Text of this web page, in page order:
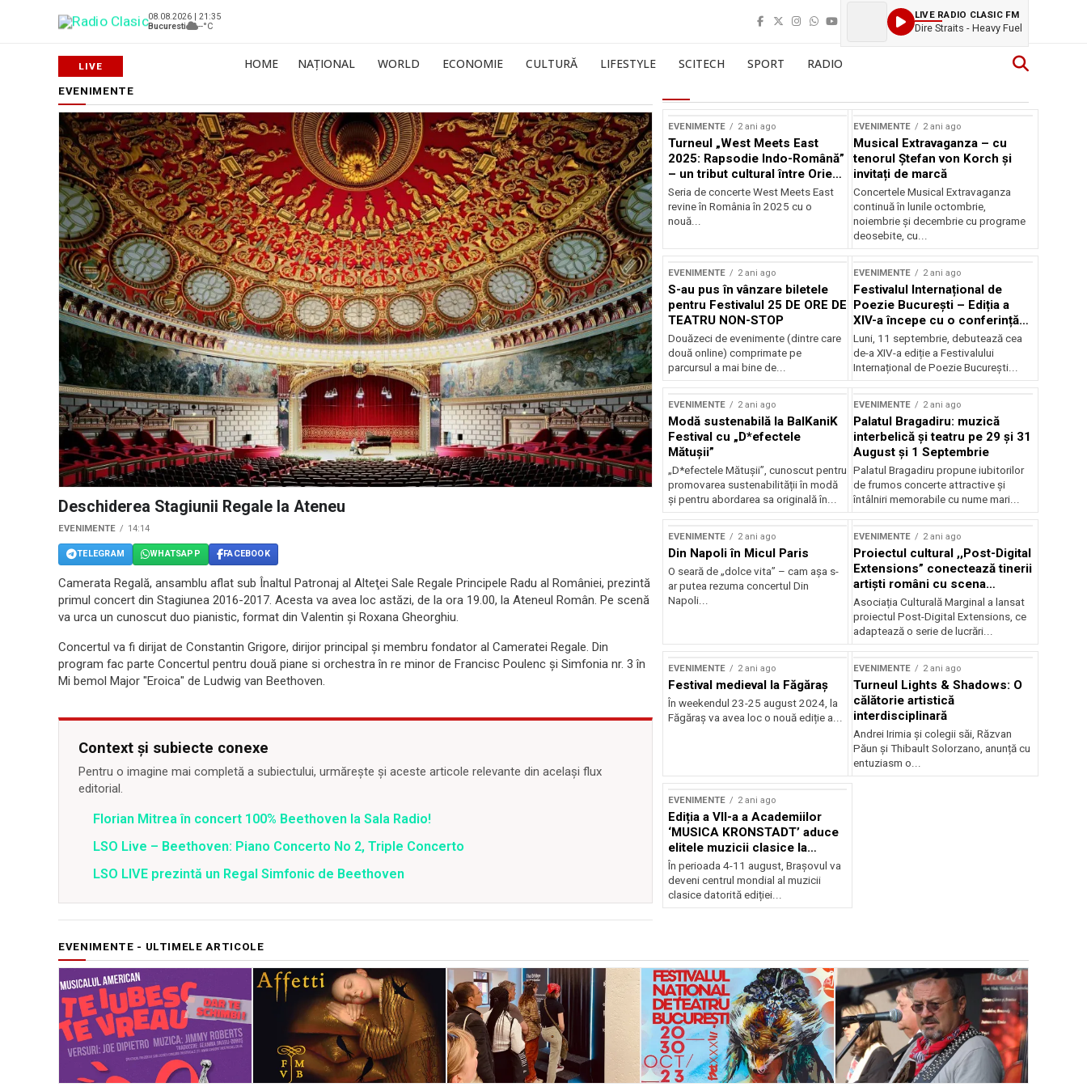
08.08.2026 | 21:35
Bucuresti
--°C
LIVE RADIO CLASIC FM
Dire Straits - Heavy Fuel
HOME NAȚIONAL WORLD ECONOMIE CULTURĂ LIFESTYLE SCITECH SPORT RADIO
EVENIMENTE
Deschiderea Stagiunii Regale la Ateneu
EVENIMENTE 14:14
TELEGRAM WHATSAPP FACEBOOK
Camerata Regală, ansamblu aflat sub Înaltul Patronaj al Alteţei Sale Regale Principele Radu al României, prezintă
primul concert din Stagiunea 2016-2017. Acesta va avea loc astăzi, de la ora 19.00, la Ateneul Român. Pe scenă
va urca un cunoscut duo pianistic, format din Valentin și Roxana Gheorghiu.
Concertul va fi dirijat de Constantin Grigore, dirijor principal și membru fondator al Cameratei Regale. Din
program fac parte Concertul pentru două piane si orchestra în re minor de Francisc Poulenc și Simfonia nr. 3 în
Mi bemol Major "Eroica" de Ludwig van Beethoven.
Context și subiecte conexe
Pentru o imagine mai completă a subiectului, urmărește și aceste articole relevante din același flux
editorial.
Florian Mitrea în concert 100% Beethoven la Sala Radio!
LSO Live – Beethoven: Piano Concerto No 2, Triple Concerto
LSO LIVE prezintă un Regal Simfonic de Beethoven
EVENIMENTE 2 ani ago
Turneul „West Meets East
2025: Rapsodie Indo-Română”
– un tribut cultural între Orient
și Occident
Seria de concerte West Meets East
revine în România în 2025 cu o
nouă...
EVENIMENTE 2 ani ago
Musical Extravaganza – cu
tenorul Ștefan von Korch și
invitați de marcă
Concertele Musical Extravaganza
continuă în lunile octombrie,
noiembrie şi decembrie cu programe
deosebite, cu...
EVENIMENTE 2 ani ago
S-au pus în vânzare biletele
pentru Festivalul 25 DE ORE DE
TEATRU NON-STOP
Douăzeci de evenimente (dintre care
două online) comprimate pe
parcursul a mai bine de...
EVENIMENTE 2 ani ago
Festivalul Internațional de
Poezie București – Ediția a
XIV-a începe cu o conferință
despre limba română
susținută de Marco Lucchesi
Luni, 11 septembrie, debutează cea
de-a XIV-a ediție a Festivalului
Internațional de Poezie București...
EVENIMENTE 2 ani ago
Modă sustenabilă la BalKaniK
Festival cu „D*efectele
Mătușii”
„D*efectele Mătușii”, cunoscut pentru
promovarea sustenabilității în modă
și pentru abordarea sa originală în...
EVENIMENTE 2 ani ago
Palatul Bragadiru: muzică
interbelică şi teatru pe 29 şi 31
August şi 1 Septembrie
Palatul Bragadiru propune iubitorilor
de frumos concerte attractive şi
întâlniri memorabile cu nume mari...
EVENIMENTE 2 ani ago
Din Napoli în Micul Paris
O seară de „dolce vita” – cam așa s-
ar putea rezuma concertul Din
Napoli...
EVENIMENTE 2 ani ago
Proiectul cultural ,,Post-Digital
Extensions” conectează tinerii
artiști români cu scena
internațională
Asociația Culturală Marginal a lansat
proiectul Post-Digital Extensions, ce
adaptează o serie de lucrări...
EVENIMENTE 2 ani ago
Festival medieval la Făgăraș
În weekendul 23-25 august 2024, la
Făgăraș va avea loc o nouă ediție a...
EVENIMENTE 2 ani ago
Turneul Lights & Shadows: O
călătorie artistică
interdisciplinară
Andrei Irimia și colegii săi, Răzvan
Păun și Thibault Solorzano, anunță cu
entuziasm o...
EVENIMENTE 2 ani ago
Ediția a VII-a a Academiilor
‘MUSICA KRONSTADT’ aduce
elitele muzicii clasice la
Brașov
În perioada 4-11 august, Brașovul va
deveni centrul mondial al muzicii
clasice datorită ediției...
EVENIMENTE - ULTIMELE ARTICOLE